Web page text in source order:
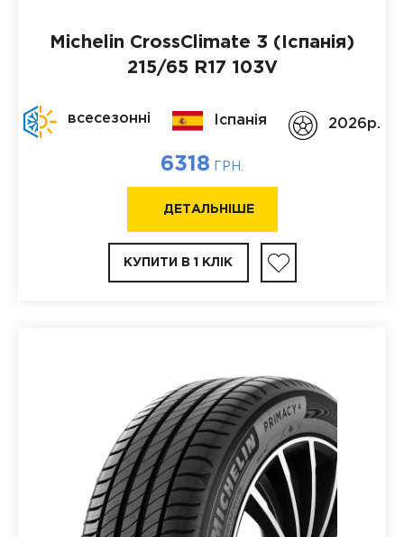
Michelin CrossClimate 3 (Іспанія)
215/65 R17 103V
всесезонні Іспанія 2026p.
6318 ГРН.
ДЕТАЛЬНІШЕ
КУПИТИ В 1 КЛІК